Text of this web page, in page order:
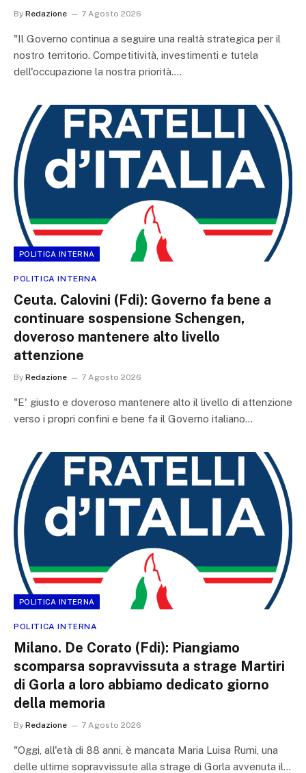
By Redazione 7 Agosto 2026
"Il Governo continua a seguire una realtà strategica per il
nostro territorio. Competitività, investimenti e tutela
dell'occupazione la nostra priorità.…
POLITICA INTERNA
POLITICA INTERNA
Ceuta. Calovini (Fdi): Governo fa bene a
continuare sospensione Schengen,
doveroso mantenere alto livello
attenzione
By Redazione 7 Agosto 2026
"E' giusto e doveroso mantenere alto il livello di attenzione
verso i propri confini e bene fa il Governo italiano…
POLITICA INTERNA
POLITICA INTERNA
Milano. De Corato (Fdi): Piangiamo
scomparsa sopravvissuta a strage Martiri
di Gorla a loro abbiamo dedicato giorno
della memoria
By Redazione 7 Agosto 2026
"Oggi, all'età di 88 anni, è mancata Maria Luisa Rumi, una
delle ultime sopravvissute alla strage di Gorla avvenuta il…